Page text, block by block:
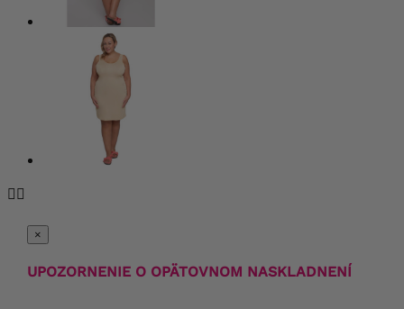

×
UPOZORNENIE O OPÄTOVNOM NASKLADNENÍ